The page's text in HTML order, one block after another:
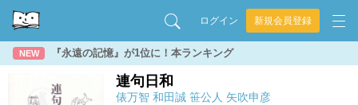
ログイン 新規会員登録
NEW 『永遠の記憶』が1位に！本ランキング
連句日和
俵万智 和田誠 笹公人 矢吹申彦